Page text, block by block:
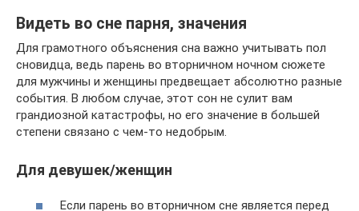
Видеть во сне парня, значения
Для грамотного объяснения сна важно учитывать пол
сновидца, ведь парень во вторничном ночном сюжете
для мужчины и женщины предвещает абсолютно разные
события. В любом случае, этот сон не сулит вам
грандиозной катастрофы, но его значение в большей
степени связано с чем-то недобрым.
Для девушек/женщин
Если парень во вторничном сне является перед